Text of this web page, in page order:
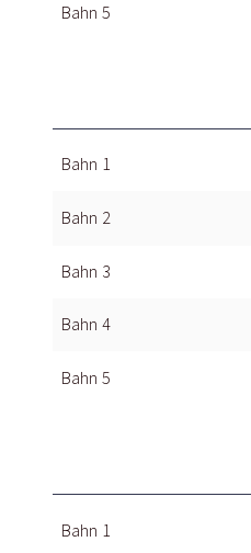
Bahn 5
Bahn 1
Bahn 2
Bahn 3
Bahn 4
Bahn 5
Bahn 1